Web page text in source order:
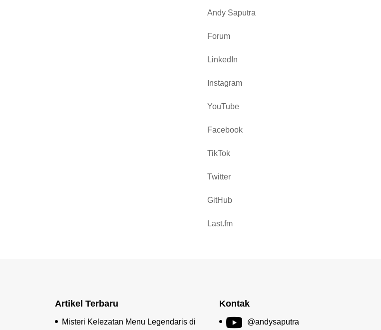
Andy Saputra
Forum
LinkedIn
Instagram
YouTube
Facebook
TikTok
Twitter
GitHub
Last.fm
Artikel Terbaru
Misteri Kelezatan Menu Legendaris di
Kontak
@andysaputra